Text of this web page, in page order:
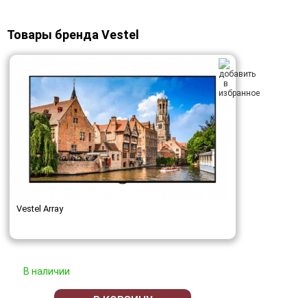
Товары бренда Vestel
Vestel Array
В наличии